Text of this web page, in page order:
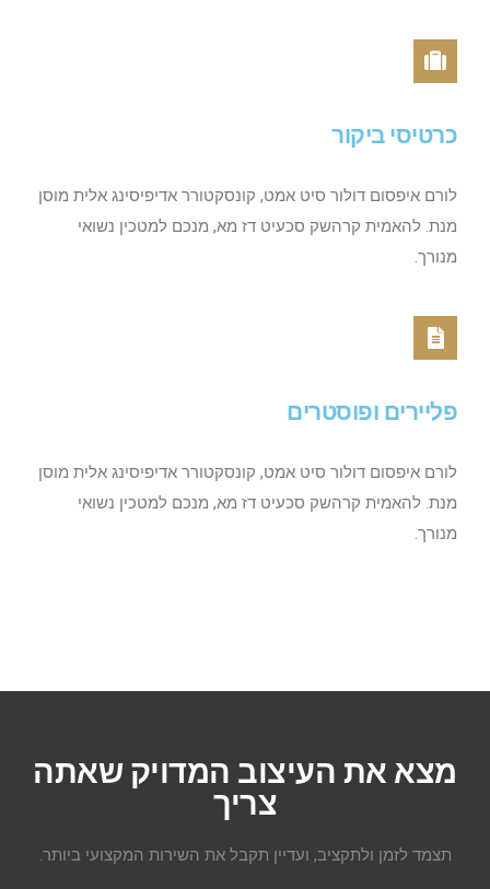
כרטיסי ביקור
לורם איפסום דולור סיט אמט, קונסקטורר אדיפיסינג אלית מוסן
מנת. להאמית קרהשק סכעיט דז מא, מנכם למטכין נשואי
מנורך.
פליירים ופוסטרים
לורם איפסום דולור סיט אמט, קונסקטורר אדיפיסינג אלית מוסן
מנת. להאמית קרהשק סכעיט דז מא, מנכם למטכין נשואי
מנורך.
מצא את העיצוב המדויק שאתה
צריך
תצמד לזמן ולתקציב, ועדיין תקבל את השירות המקצועי ביותר.